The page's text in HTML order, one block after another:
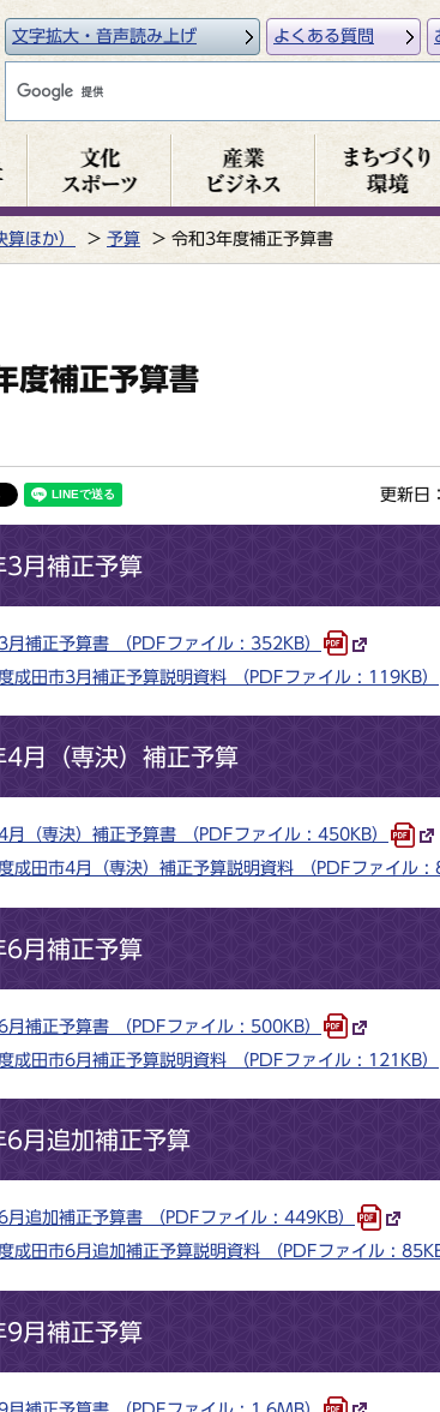
文字拡大・音声読み上げ よくある質問
ほか） 予算 令和3年度補正予算書
度補正予算書
更新日
3月補正予算
月補正予算書 （PDFファイル : 352KB）
成田市3月補正予算説明資料 （PDFファイル : 119KB）
4月（専決）補正予算
月（専決）補正予算書 （PDFファイル : 450KB）
成田市4月（専決）補正予算説明資料 （PDFファイル :
6月補正予算
月補正予算書 （PDFファイル : 500KB）
成田市6月補正予算説明資料 （PDFファイル : 121KB）
6月追加補正予算
月追加補正予算書 （PDFファイル : 449KB）
成田市6月追加補正予算説明資料 （PDFファイル :
9月補正予算